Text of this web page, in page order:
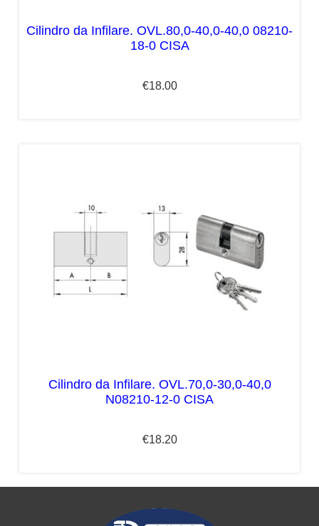
Cilindro da Infilare. OVL.80,0-40,0-40,0 08210-
18-0 CISA
€18.00
Cilindro da Infilare. OVL.70,0-30,0-40,0
N08210-12-0 CISA
€18.20